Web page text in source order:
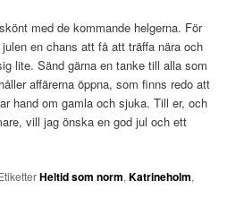
med de kommande helgerna. För
en chans att få att träffa nära och
lite. Sänd gärna en tanke till alla som
affärerna öppna, som finns redo att
hand om gamla och sjuka. Till er, och
vill jag önska en god jul och ett
Heltid som norm,Katrineholm,